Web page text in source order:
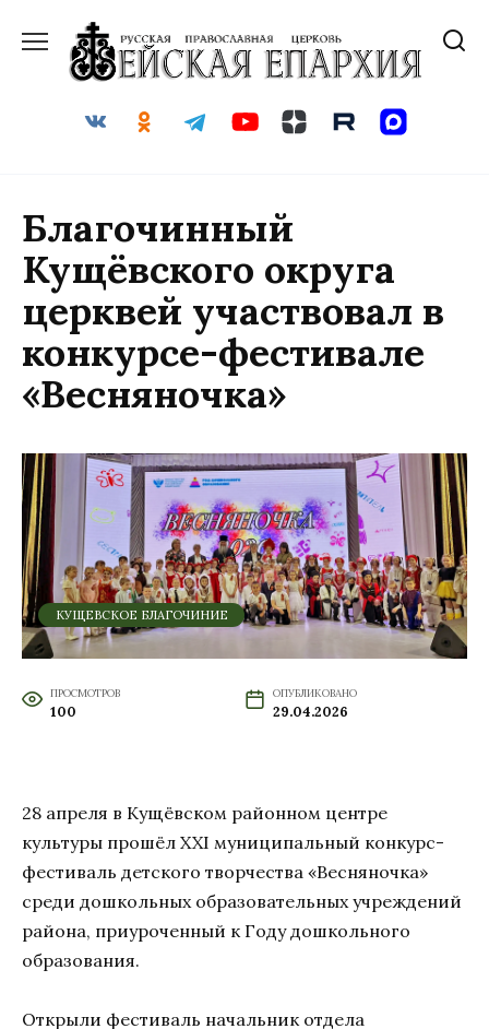
содержанию
Благочинный
Кущёвского округа
церквей участвовал в
конкурсе-фестивале
«Весняночка»
КУЩЕВСКОЕ БЛАГОЧИНИЕ
ПРОСМОТРОВ
100
ОПУБЛИКОВАНО
29.04.2026
28 апреля в Кущёвском районном центре
культуры прошёл XXI муниципальный конкурс-
фестиваль детского творчества «Весняночка»
среди дошкольных образовательных учреждений
района, приуроченный к Году дошкольного
образования.
Открыли фестиваль начальник отдела